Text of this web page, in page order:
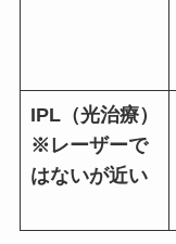
IPL（光治療）
※レーザーで
はないが近い